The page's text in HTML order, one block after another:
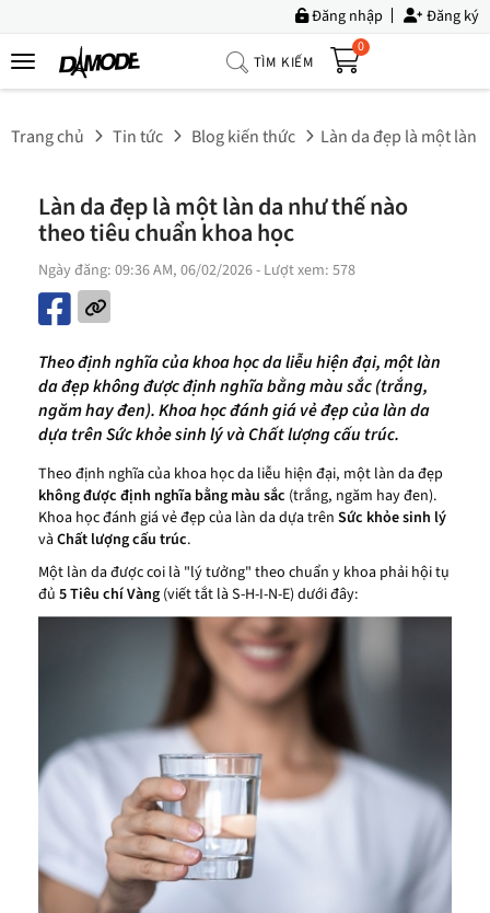
Đăng nhập Đăng ký
TÌM KIẾM
0
Trang
Phẩm
Sưu
Trang chủ Tin tức Blog kiến thức Làn da đẹp là một làn
Làn da đẹp là một làn da như thế nào
theo tiêu chuẩn khoa học
Ngày đăng: 09:36 AM, 06/02/2026- Lượt xem: 578
Theo định nghĩa của khoa học da liễu hiện đại, một làn
da đẹp không được định nghĩa bằng màu sắc (trắng,
ngăm hay đen). Khoa học đánh giá vẻ đẹp của làn da
dựa trên Sức khỏe sinh lý và Chất lượng cấu trúc.
Theo định nghĩa của khoa học da liễu hiện đại, một làn da đẹp
không được định nghĩa bằng màu sắc (trắng, ngăm hay đen).
Khoa học đánh giá vẻ đẹp của làn da dựa trên Sức khỏe sinh lý
vàChất lượng cấu trúc.
Một làn da được coi là "lý tưởng" theo chuẩn y khoa phải hội tụ
đủ 5 Tiêu chí Vàng (viết tắt là S-H-I-N-E) dưới đây: